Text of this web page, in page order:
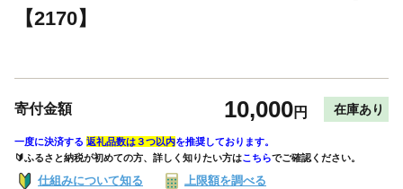
【2170】
寄付金額 10,000円 在庫あり
一度に決済する 返礼品数は３つ以内を推奨しております。
🔰ふるさと納税が初めての方、詳しく知りたい方はこちらでご確認ください。
仕組みについて知る 上限額を調べる